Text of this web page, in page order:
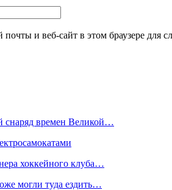
и веб-сайт в этом браузере для
снаряд времен Великой…
хоккейного клуба…
могли туда ездить…